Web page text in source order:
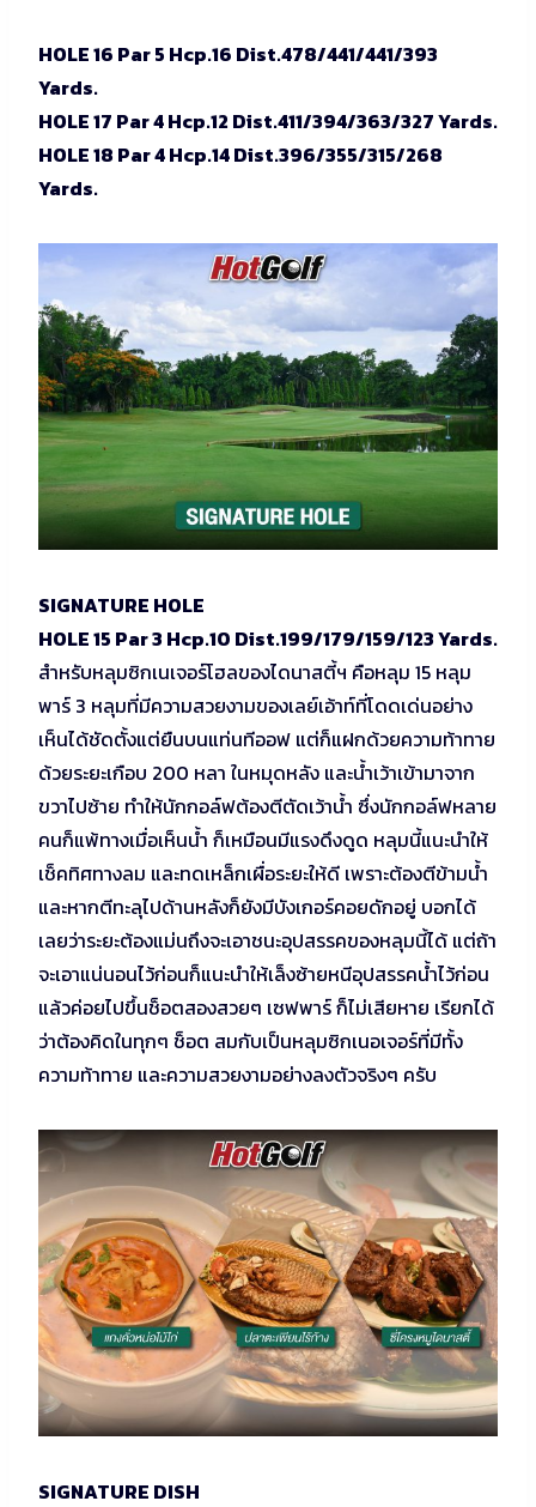
HOLE 16 Par 5 Hcp.16 Dist.478/441/441/393
Yards.
HOLE 17 Par 4 Hcp.12 Dist.411/394/363/327 Yards.
HOLE 18 Par 4 Hcp.14 Dist.396/355/315/268
Yards.
SIGNATURE HOLE
HOLE 15 Par 3 Hcp.10 Dist.199/179/159/123 Yards.
สำหรับหลุมซิกเนเจอร์โฮลของไดนาสตี้ฯ คือหลุม 15 หลุม
พาร์ 3 หลุมที่มีความสวยงามของเลย์เอ้าท์ที่โดดเด่นอย่าง
เห็นได้ชัดตั้งแต่ยืนบนแท่นทีออฟ แต่ก็แฝกด้วยความท้าทาย
ด้วยระยะเกือบ 200 หลา ในหมุดหลัง และน้ำเว้าเข้ามาจาก
ขวาไปซ้าย ทำให้นักกอล์ฟต้องตีตัดเว้าน้ำ ซึ่งนักกอล์ฟหลาย
คนก็แพ้ทางเมื่อเห็นน้ำ ก็เหมือนมีแรงดึงดูด หลุมนี้แนะนำให้
เช็คทิศทางลม และทดเหล็กเผื่อระยะให้ดี เพราะต้องตีข้ามน้ำ
และหากตีทะลุไปด้านหลังก็ยังมีบังเกอร์คอยดักอยู่ บอกได้
เลยว่าระยะต้องแม่นถึงจะเอาชนะอุปสรรคของหลุมนี้ได้ แต่ถ้า
จะเอาแน่นอนไว้ก่อนก็แนะนำให้เล็งซ้ายหนีอุปสรรคน้ำไว้ก่อน
แล้วค่อยไปขึ้นช็อตสองสวยๆ เซฟพาร์ ก็ไม่เสียหาย เรียกได้
ว่าต้องคิดในทุกๆ ช็อต สมกับเป็นหลุมซิกเนอเจอร์ที่มีทั้ง
ความท้าทาย และความสวยงามอย่างลงตัวจริงๆ ครับ
SIGNATURE DISH